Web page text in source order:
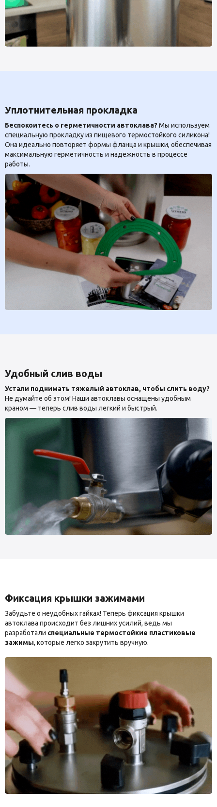
Уплотнительная прокладка
Беспокоитесь о герметичности автоклава? Мы используем
специальную прокладку из пищевого термостойкого силикона!
Она идеально повторяет формы фланца и крышки, обеспечивая
максимальную герметичность и надежность в процессе
работы.
Удобный слив воды
Устали поднимать тяжелый автоклав, чтобы слить воду?
Не думайте об этом! Наши автоклавы оснащены удобным
краном — теперь слив воды легкий и быстрый.
Фиксация крышки зажимами
Забудьте о неудобных гайках! Теперь фиксация крышки
автоклава происходит без лишних усилий, ведь мы
разработали специальные термостойкие пластиковые
зажимы, которые легко закрутить вручную.